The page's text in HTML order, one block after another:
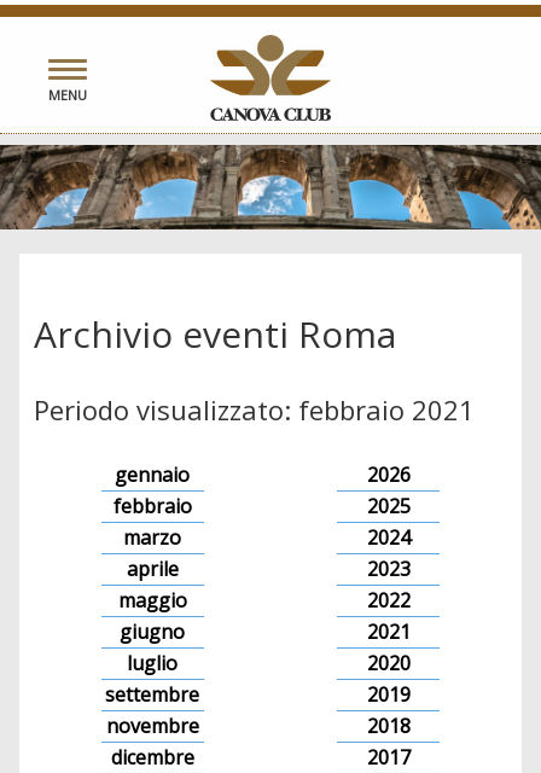
Toggle
navigation
MENU
Archivio eventi Roma
Periodo visualizzato: febbraio 2021
gennaio
febbraio
marzo
aprile
maggio
giugno
luglio
settembre
novembre
dicembre
2026
2025
2024
2023
2022
2021
2020
2019
2018
2017